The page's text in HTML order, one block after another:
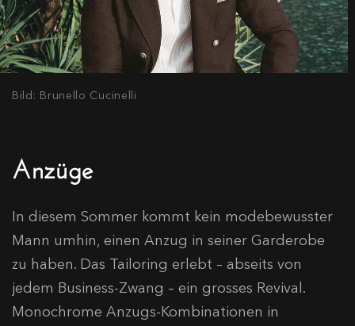
Bild: Brunello Cucinelli
Anzüge
In diesem Sommer kommt kein modebewusster
Mann umhin, einen Anzug in seiner Garderobe
zu haben. Das Tailoring erlebt – abseits von
jedem Business-Zwang – ein grosses Revival.
Monochrome Anzugs-Kombinationen in